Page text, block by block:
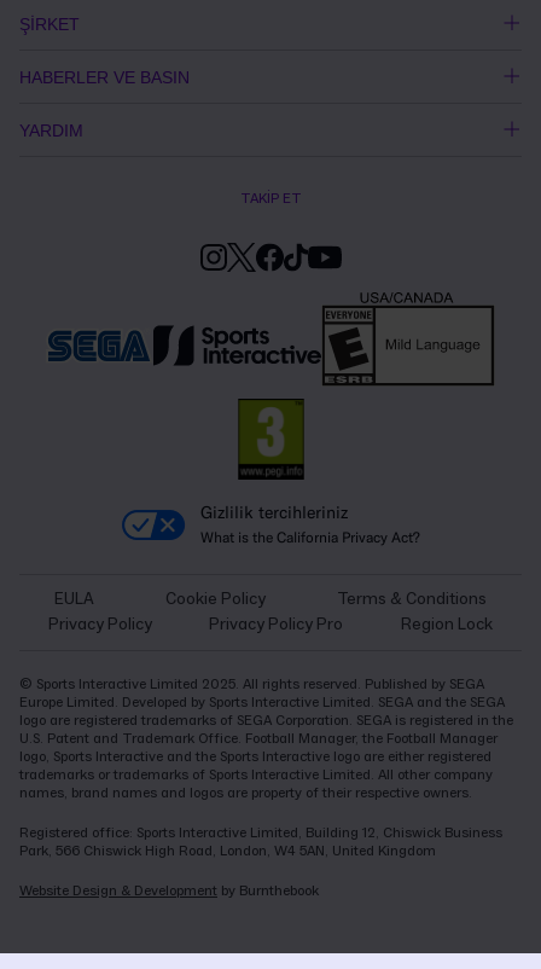
ŞİRKET
HABERLER VE BASIN
YARDIM
TAKİP ET
Gizlilik tercihleriniz
What is the California Privacy Act?
EULA Cookie Policy
Terms & Conditions
Privacy Policy
Privacy Policy Pro Region Lock
© Sports Interactive Limited 2025. All rights reserved. Published by SEGA
Europe Limited. Developed by Sports Interactive Limited. SEGA and the SEGA
logo are registered trademarks of SEGA Corporation. SEGA is registered in the
U.S. Patent and Trademark Office. Football Manager, the Football Manager
logo, Sports Interactive and the Sports Interactive logo are either registered
trademarks or trademarks of Sports Interactive Limited. All other company
names, brand names and logos are property of their respective owners.
Registered office: Sports Interactive Limited, Building 12, Chiswick Business
Park, 566 Chiswick High Road, London, W4 5AN, United Kingdom
Website Design & Development by Burnthebook